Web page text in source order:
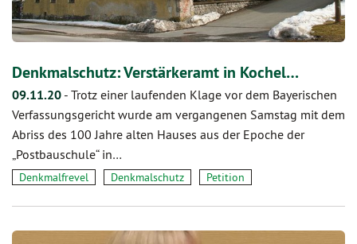
Denkmalschutz: Verstärkeramt in Kochel…
09.11.20 - Trotz einer laufenden Klage vor dem Bayerischen
Verfassungsgericht wurde am vergangenen Samstag mit dem
Abriss des 100 Jahre alten Hauses aus der Epoche der
„Postbauschule“ in…
Denkmalfrevel Denkmalschutz Petition